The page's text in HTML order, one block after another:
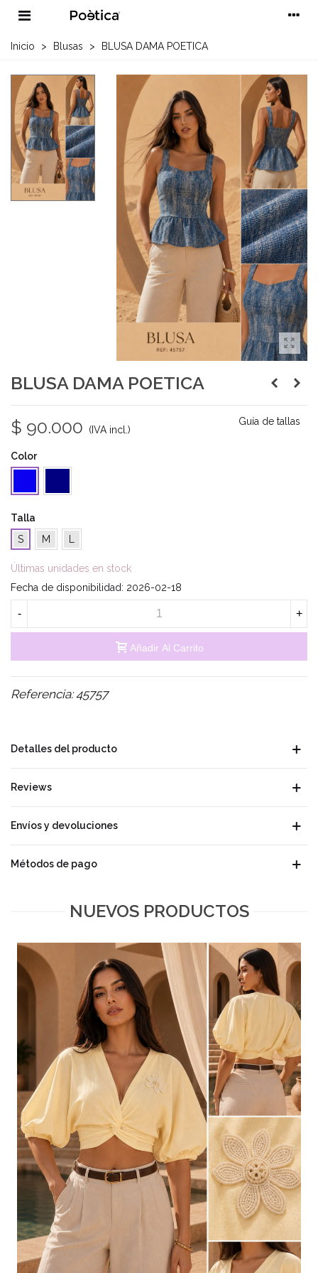
Inicio > Blusas > BLUSA DAMA POETICA
BLUSA DAMA POETICA
$ 90.000 (IVA incl.)
Guía de tallas
Color
Talla
S
M L
Últimas unidades en stock
Fecha de disponibilidad: 2026-02-18
- +
Añadir Al Carrito
Referencia: 45757
Detalles del producto
Reviews
Envíos y devoluciones
Métodos de pago
NUEVOS PRODUCTOS